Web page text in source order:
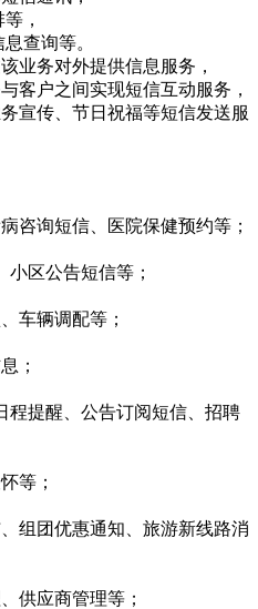
，
查询等。
业务对外提供信息服务，
客户之间实现短信互动服务，
宣传、节日祝福等短信发送服
咨询短信、医院保健预约等；
小区公告短信等；
车辆调配等；
；
程提醒、公告订阅短信、招聘
等；
组团优惠通知、旅游新线路消
供应商管理等；